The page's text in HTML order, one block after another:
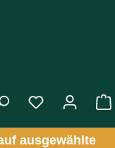
ausgewählte